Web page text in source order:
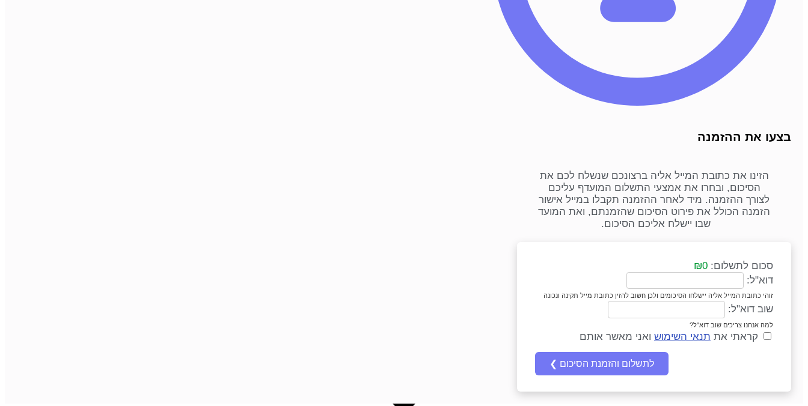
בצעו את ההזמנה
הזינו את כתובת המייל אליה ברצונכם שנשלח לכם את
הסיכום, ובחרו את אמצעי התשלום המועדף עליכם
לצורך ההזמנה. מיד לאחר ההזמנה תקבלו במייל אישור
הזמנה הכולל את פירוט הסיכום שהזמנתם, ואת המועד
שבו יישלח אליכם הסיכום.
סכום לתשלום: ₪0
דוא"ל:
זוהי כתובת המייל אליה יישלחו הסיכומים ולכן חשוב להזין כתובת מייל תקינה ונכונה
שוב דוא"ל:
למה אנחנו צריכים שוב דוא"ל?
קראתי את תנאי השימוש ואני מאשר אותם